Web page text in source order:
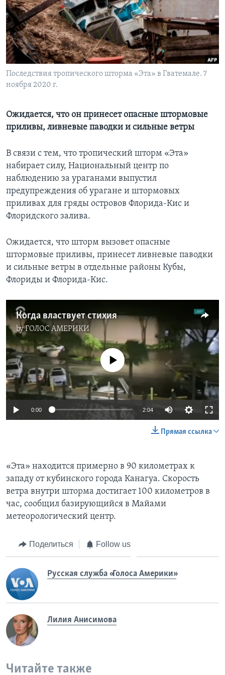
Learning English
СОЦИАЛЬНЫЕ СЕТИ
Языки
Последствия тропического шторма «Эта» в Гватемале. 7
ноября 2020 г.
Ожидается, что он принесет опасные штормовые
приливы, ливневые паводки и сильные ветры
В связи с тем, что тропический шторм «Эта»
набирает силу, Национальный центр по
наблюдению за ураганами выпустил
предупреждения об урагане и штормовых
приливах для гряды островов Флорида-Кис и
Флоридского залива.
Ожидается, что шторм вызовет опасные
штормовые приливы, принесет ливневые паводки
и сильные ветры в отдельные районы Кубы,
Флориды и Флорида-Кис.
Когда властвует стихия
byГОЛОС АМЕРИКИ
No media source currently available
0:00 2:04
Прямая ссылка
«Эта» находится примерно в 90 километрах к
западу от кубинского города Канагуа. Скорость
ветра внутри шторма достигает 100 километров в
час, сообщил базирующийся в Майами
метеорологический центр.
Поделиться Follow us
Русская служба «Голоса Америки»
Лилия Анисимова
Читайте также